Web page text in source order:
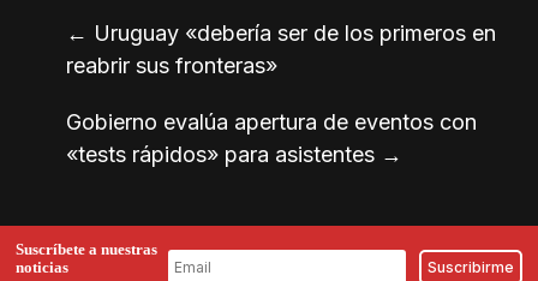
← Uruguay «debería ser de los primeros en
reabrir sus fronteras»
Gobierno evalúa apertura de eventos con
«tests rápidos» para asistentes →
Suscríbete a nuestras
noticias